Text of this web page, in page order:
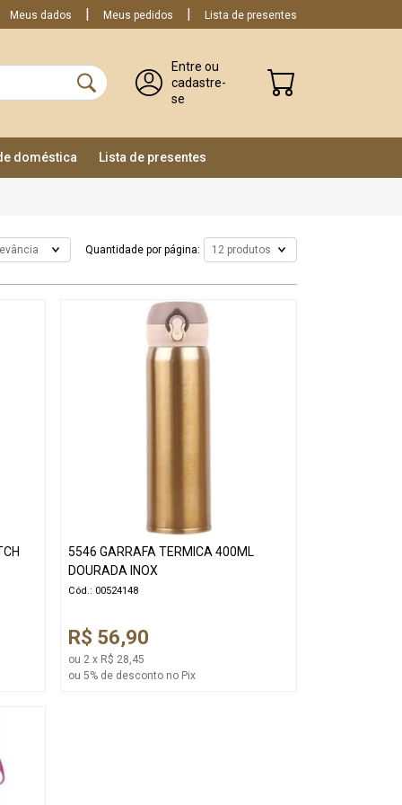
Meus dados Meus pedidos Lista de presentes
Entre ou
cadastre-
se
doméstica Lista de presentes
Quantidade por página:
5546 GARRAFA TERMICA 400ML
DOURADA INOX
Cód.: 00524148
R$ 56,90
ou 2 x R$ 28,45
ou 5% de desconto no Pix